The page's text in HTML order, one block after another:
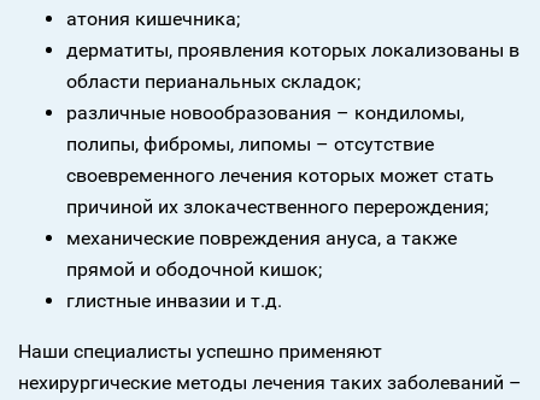
атония кишечника;
дерматиты, проявления которых локализованы в
области перианальных складок;
различные новообразования – кондиломы,
полипы, фибромы, липомы – отсутствие
своевременного лечения которых может стать
причиной их злокачественного перерождения;
механические повреждения ануса, а также
прямой и ободочной кишок;
глистные инвазии и т.д.
Наши специалисты успешно применяют
нехирургические методы лечения таких заболеваний –